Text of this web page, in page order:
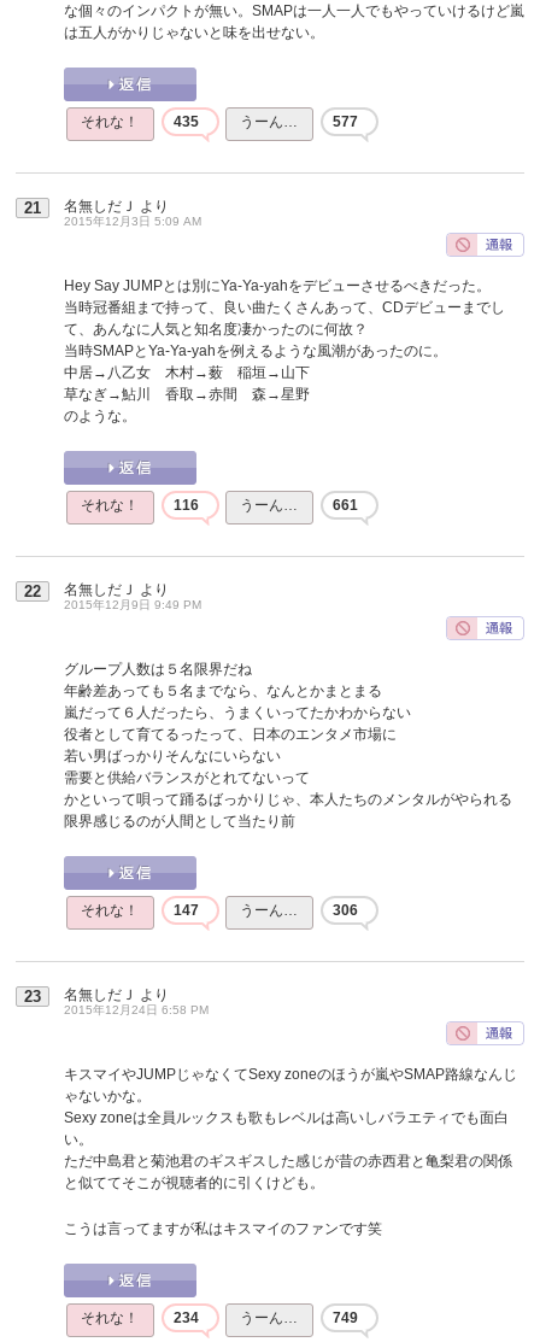
な個々のインパクトが無い。SMAPは一人一人でもやっていけるけど嵐
は五人がかりじゃないと味を出せない。
それな！ 435 うーん… 577
21 名無しだＪ より
2015年12月3日 5:09 AM
Hey Say JUMPとは別にYa-Ya-yahをデビューさせるべきだった。
当時冠番組まで持って、良い曲たくさんあって、CDデビューまでし
て、あんなに人気と知名度凄かったのに何故？
当時SMAPとYa-Ya-yahを例えるような風潮があったのに。
中居→八乙女 木村→薮 稲垣→山下
草なぎ→鮎川 香取→赤間 森→星野
のような。
それな！ 116 うーん… 661
22 名無しだＪ より
2015年12月9日 9:49 PM
グループ人数は５名限界だね
年齢差あっても５名までなら、なんとかまとまる
嵐だって６人だったら、うまくいってたかわからない
役者として育てるったって、日本のエンタメ市場に
若い男ばっかりそんなにいらない
需要と供給バランスがとれてないって
かといって唄って踊るばっかりじゃ、本人たちのメンタルがやられる
限界感じるのが人間として当たり前
それな！ 147 うーん… 306
23 名無しだＪ より
2015年12月24日 6:58 PM
キスマイやJUMPじゃなくてSexy zoneのほうが嵐やSMAP路線なんじ
ゃないかな。
Sexy zoneは全員ルックスも歌もレベルは高いしバラエティでも面白
い。
ただ中島君と菊池君のギスギスした感じが昔の赤西君と亀梨君の関係
と似ててそこが視聴者的に引くけども。
こうは言ってますが私はキスマイのファンです笑
それな！ 234 うーん… 749